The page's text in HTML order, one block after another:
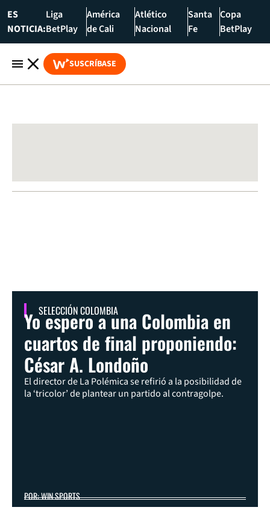
ES
NOTICIA:
Liga
BetPlay
América
de Cali
Atlético
Nacional
Santa
Fe
Copa
BetPlay
SUSCRÍBASE
SELECCIÓN COLOMBIA
Yo espero a una Colombia en
cuartos de final proponiendo:
César A. Londoño
El director de La Polémica se refirió a la posibilidad de
la ‘tricolor’ de plantear un partido al contragolpe.
POR: WIN SPORTS